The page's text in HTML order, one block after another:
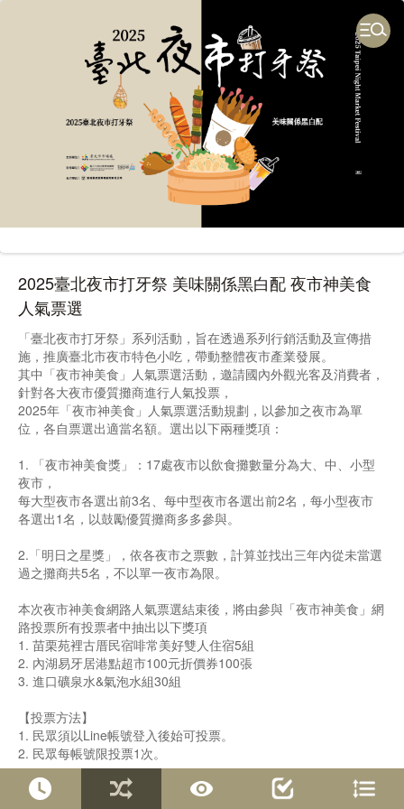
2025臺北夜市打牙祭 美味關係黑白配 夜市神美食
人氣票選
「臺北夜市打牙祭」系列活動，旨在透過系列行銷活動及宣傳措
施，推廣臺北市夜市特色小吃，帶動整體夜市產業發展。
其中「夜市神美食」人氣票選活動，邀請國內外觀光客及消費者，
針對各大夜市優質攤商進行人氣投票，
2025年「夜市神美食」人氣票選活動規劃，以參加之夜市為單
位，各自票選出適當名額。選出以下兩種獎項：
1. 「夜市神美食獎」：17處夜市以飲食攤數量分為大、中、小型
夜市，
每大型夜市各選出前3名、每中型夜市各選出前2名，每小型夜市
各選出1名，以鼓勵優質攤商多多參與。
2.「明日之星獎」，依各夜市之票數，計算並找出三年內從未當選
過之攤商共5名，不以單一夜市為限。
本次夜市神美食網路人氣票選結束後，將由參與「夜市神美食」網
路投票所有投票者中抽出以下獎項
1. 苗栗苑裡古厝民宿啡常美好雙人住宿5組
2. 內湖易牙居港點超市100元折價券100張
3. 進口礦泉水&氣泡水組30組
【投票方法】
1. 民眾須以Line帳號登入後始可投票。
2. 民眾每帳號限投票1次。
投票完成，也歡迎可以前往臺北市市場處「臺北好市發聲」FB粉